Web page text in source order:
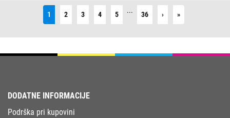
1 2 3 4 5 ... 36 ›Next »Last
DODATNE INFORMACIJE
Podrška pri kupovini